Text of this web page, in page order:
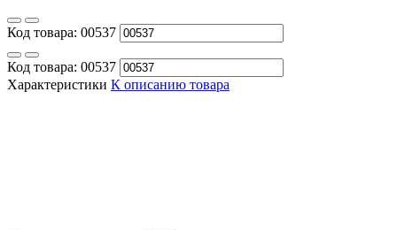
Код товара: 00537
Код товара: 00537
Характеристики К описанию товара